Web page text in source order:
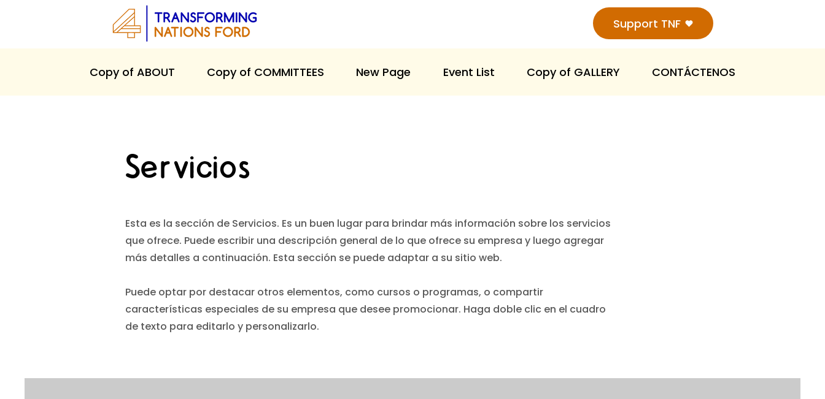
Support TNF
Copy of ABOUT Copy of COMMITTEES New Page Event List Copy of GALLERY CONTÁCTENOS
Servicios
Esta es la sección de Servicios. Es un buen lugar para brindar más información sobre los servicios
que ofrece. Puede escribir una descripción general de lo que ofrece su empresa y luego agregar
más detalles a continuación. Esta sección se puede adaptar a su sitio web.
Puede optar por destacar otros elementos, como cursos o programas, o compartir
características especiales de su empresa que desee promocionar. Haga doble clic en el cuadro
de texto para editarlo y personalizarlo.